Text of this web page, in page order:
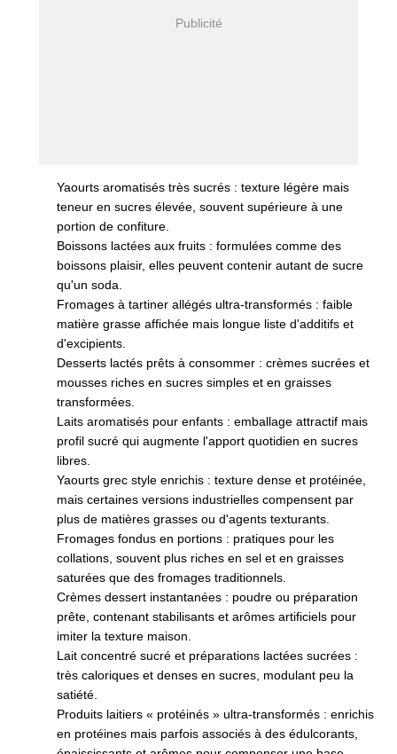
Yaourts aromatisés très sucrés : texture légère mais
teneur en sucres élevée, souvent supérieure à une
portion de confiture.
Boissons lactées aux fruits : formulées comme des
boissons plaisir, elles peuvent contenir autant de sucre
qu'un soda.
Fromages à tartiner allégés ultra-transformés : faible
matière grasse affichée mais longue liste d'additifs et
d'excipients.
Desserts lactés prêts à consommer : crèmes sucrées et
mousses riches en sucres simples et en graisses
transformées.
Laits aromatisés pour enfants : emballage attractif mais
profil sucré qui augmente l'apport quotidien en sucres
libres.
Yaourts grec style enrichis : texture dense et protéinée,
mais certaines versions industrielles compensent par
plus de matières grasses ou d'agents texturants.
Fromages fondus en portions : pratiques pour les
collations, souvent plus riches en sel et en graisses
saturées que des fromages traditionnels.
Crèmes dessert instantanées : poudre ou préparation
prête, contenant stabilisants et arômes artificiels pour
imiter la texture maison.
Lait concentré sucré et préparations lactées sucrées :
très caloriques et denses en sucres, modulant peu la
satiété.
Produits laitiers « protéinés » ultra-transformés : enrichis
en protéines mais parfois associés à des édulcorants,